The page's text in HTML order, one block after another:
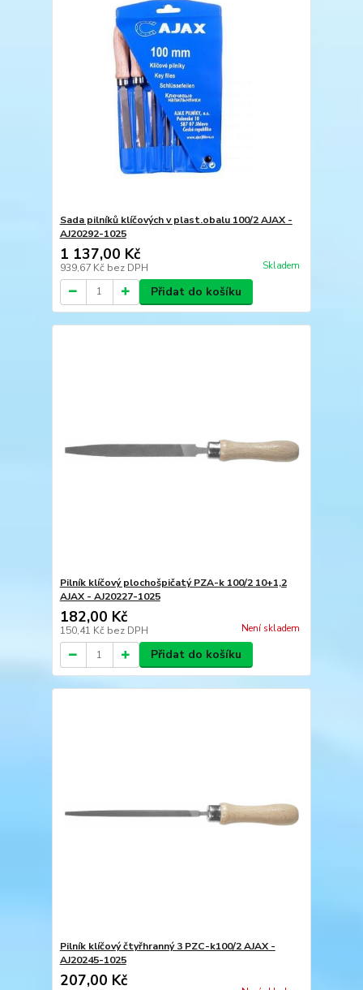
Sada pilníků klíčových v plast.obalu 100/2 AJAX -
AJ20292-1025
1 137,00 Kč
939,67 Kč bez DPH Skladem
Přidat do košíku
Pilník klíčový plochošpičatý PZA-k 100/2 10+1,2
AJAX - AJ20227-1025
182,00 Kč
150,41 Kč bez DPH Není skladem
Přidat do košíku
Pilník klíčový čtyřhranný 3 PZC-k100/2 AJAX -
AJ20245-1025
207,00 Kč